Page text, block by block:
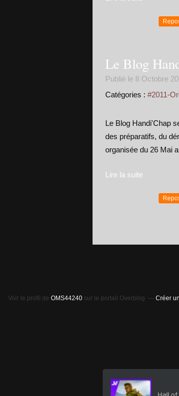
Le Blog
Publié le 8 Octobre
Catégories : #2011-
Le Blog Handi'Chap
des préparatifs, du
organisée du 26 Mai
Lire la suite
Voir le profil de OMS44240 sur le portail Overblog Créer
Hall of